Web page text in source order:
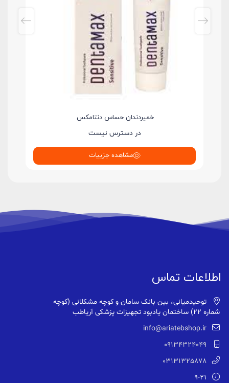
خمیردندان حساس دنتامکس
در دسترس نیست
مشاهده جزییات
اطلاعات تماس
توحیدمیانی، بین بانک سامان و کوچه مشکلانی (کوچه
شماره ۲۲) ساختمان یادبود تجهیزات پزشکی آریاطب
info@ariatebshop.ir
09134324049
03131325878
9-21